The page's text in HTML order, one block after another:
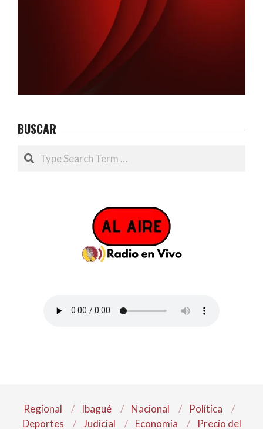
BUSCAR
Search
Regional Ibagué Nacional
Política
Deportes
Judicial Economía Precio del